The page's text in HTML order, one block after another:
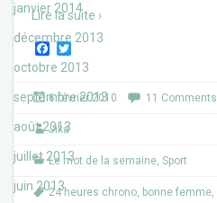
janvier 2014
décembre 2013
octobre 2013
septembre 2013
août 2013
juillet 2013
juin 2013
Lire la suite ›
F
a
c
e
b
o
o
k
T
w
i
t
t
6 février 2010 11 Comments
Jika
Le mot de la semaine, Sport
24 heures chrono, bonne femme,